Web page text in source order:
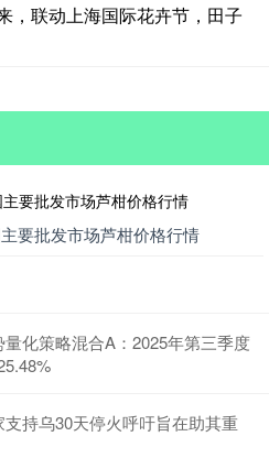
，联动上海国际花卉节，田子
要批发市场芦柑价格行情
化策略混合A：2025年第三季度
持乌30天停火呼吁旨在助其重